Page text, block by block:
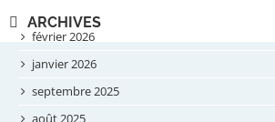
ARCHIVES
février 2026
janvier 2026
septembre 2025
août 2025